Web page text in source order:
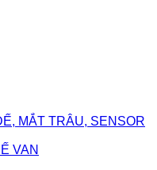
MẮT TRÂU, SENSOR
VAN